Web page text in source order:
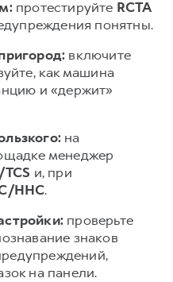
протестируйте RCTA
понятны.
включите
как машина
и «держит»
на
менеджер
TCS и, при
HHC.
проверьте
знаков
на панели.